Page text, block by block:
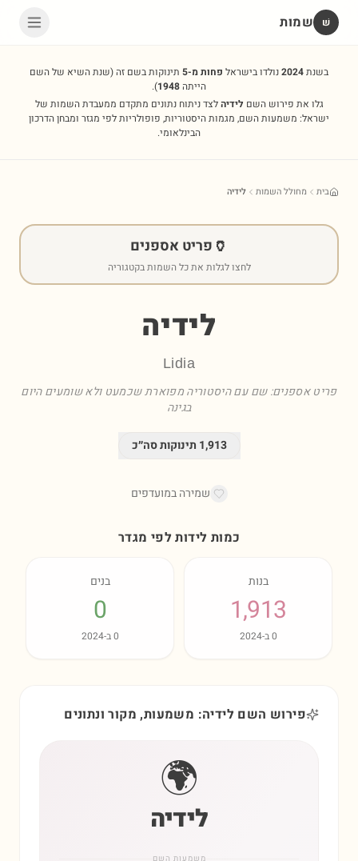
שׁ שמות
בשנת2024נולדו בישראל פחות מ-5 תינוקות בשם זה(שנת השיא של השם
הייתה1948
).
גלו את פירוש השם לידיהלצד ניתוח נתונים מתקדם ממעבדת השמות של
ישראל: משמעות השם, מגמות היסטוריות, פופולריות לפי מגזר ומבחן הדרכון
הבינלאומי.
בית מחולל השמות לידיה
🏺 פריט אספנים
לחצו לגלות את כל השמות בקטגוריה
לידיה
Lidia
פריט אספנים: שם עם היסטוריה מפוארת שכמעט ולא שומעים היום
בגינה
1,913 תינוקות סה״כ
שמירה במועדפים
כמות לידות לפי מגדר
בנות
1,913
0ב-2024
בנים
0
0ב-2024
פירוש השם לידיה: משמעות, מקור ונתונים
🌍
לידיה
משמעות השם